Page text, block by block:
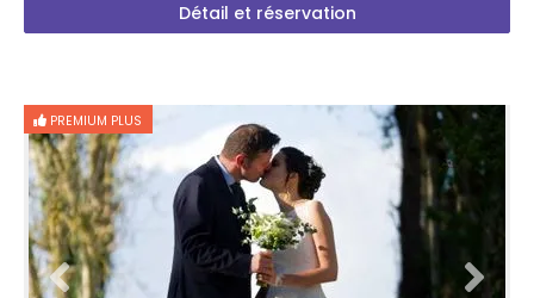
Détail et réservation
PREMIUM PLUS